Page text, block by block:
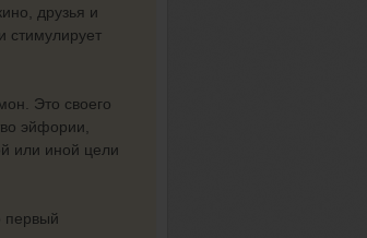
друзья и
стимулирует
Это своего
эйфории,
или иной цели
первый